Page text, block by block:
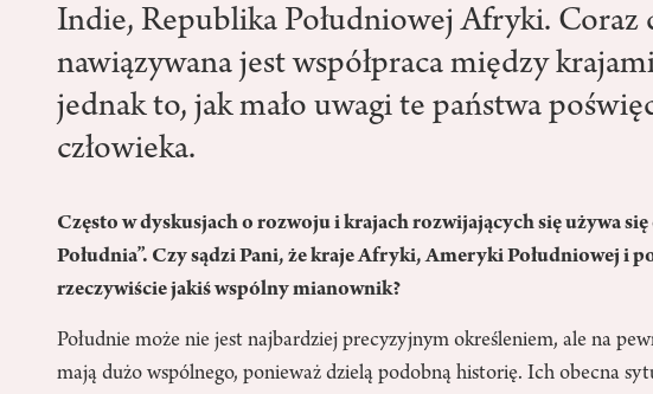
Indie, Republika Południowej Afryki. Coraz
nawiązywana jest współpraca między
jednak to, jak mało uwagi te państwa
człowieka.
Często w dyskusjach o rozwoju i krajach rozwijających się używa
Południa”. Czy sądzi Pani, że kraje Afryki, Ameryki Południowej i
rzeczywiście jakiś wspólny mianownik?
Południe może nie jest najbardziej precyzyjnym określeniem, ale na
mają dużo wspólnego, ponieważ dzielą podobną historię. Ich obecna